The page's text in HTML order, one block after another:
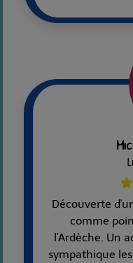
Découverte
comme
l'Ardèche. Un
sympathique